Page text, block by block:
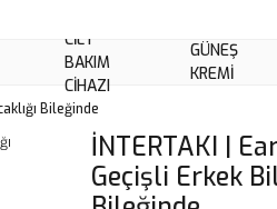
CILT
BAKIM
CIHAZI
GÜNEŞ
KREMI
Bileğinde
İNTERTAKI |
Geçişli Erkek